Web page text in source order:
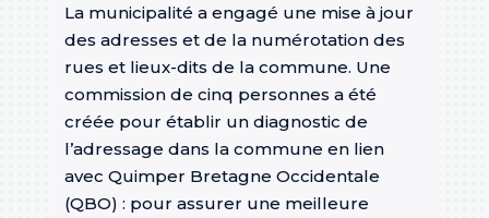
La municipalité a engagé une mise à jour
des adresses et de la numérotation des
rues et lieux-dits de la commune. Une
commission de cinq personnes a été
créée pour établir un diagnostic de
l’adressage dans la commune en lien
avec Quimper Bretagne Occidentale
(QBO) : pour assurer une meilleure